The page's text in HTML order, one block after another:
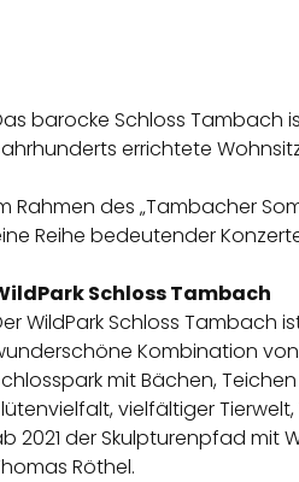
barocke Schloss Tambach
errichtete
Rahmen des „Tambacher
Reihe bedeutender
Schloss Tambach
WildPark Schloss Tambach
Kombination
mit Bächen,
vielfältiger
2021 der Skulpturenpfad mit
Röthel.